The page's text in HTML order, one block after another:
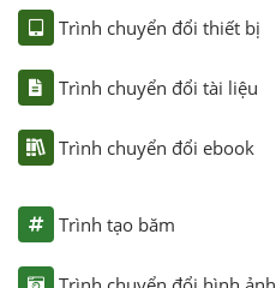
Trình chuyển đổi thiết bị
Trình chuyển đổi tài liệu
Trình chuyển đổi ebook
Trình tạo băm